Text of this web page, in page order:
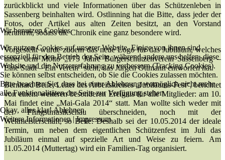
zurückblickt und viele Informationen über das Schützenleben in
Sassenberg beinhalten wird. Ostlinning hat die Bitte, dass jeder der
Fotos, oder Artikel aus alten Zeiten besitzt, an den Vorstand
herantritt, sodass die Chronik eine ganz besondere wird.
Vorgestellt wurde zudem das neue Logo für das Jubiläum, welches
unter dem Motto „175 Jahre Bürgerschützenverein Sassenberg –
Eine Stadt – Ein Verein“ steht, das Jürgen Ottmann entworfen hat.
Bernhard Beile, Leiter des Arbeitskreises „Jubiläums-Fest“, berichtet
von einem weiteren besonderen Ereignis für alle Mitglieder: am 10.
Mai findet eine „Mai-Gala 2014“ statt. Man wollte sich weder mit
der Pfingstmusikschau überschneiden, noch mit der
Weltmeisterschaft, so Beile. Deshalb sei der 10.05.2014 der ideale
Termin, um neben dem eigentlichen Schützenfest im Juli das
Jubiläum einmal auf spezielle Art und Weise zu feiern. Am
11.05.2014 (Muttertag) wird ein Familien-Tag organisiert.
Wir benutzen Cookies
Wir nutzen Cookies auf unserer Website. Einige von ihnen sind
essenziell für den Betrieb der Seite, während andere uns helfen, diese
Website und die Nutzererfahrung zu verbessern (Tracking Cookies).
Sie können selbst entscheiden, ob Sie die Cookies zulassen möchten.
Bitte beachten Sie, dass bei einer Ablehnung womöglich nicht mehr
alle Funktionalitäten der Seite zur Verfügung stehen.
Okay, alles klar!Ablehnen
Weitere Informationen|Impressum